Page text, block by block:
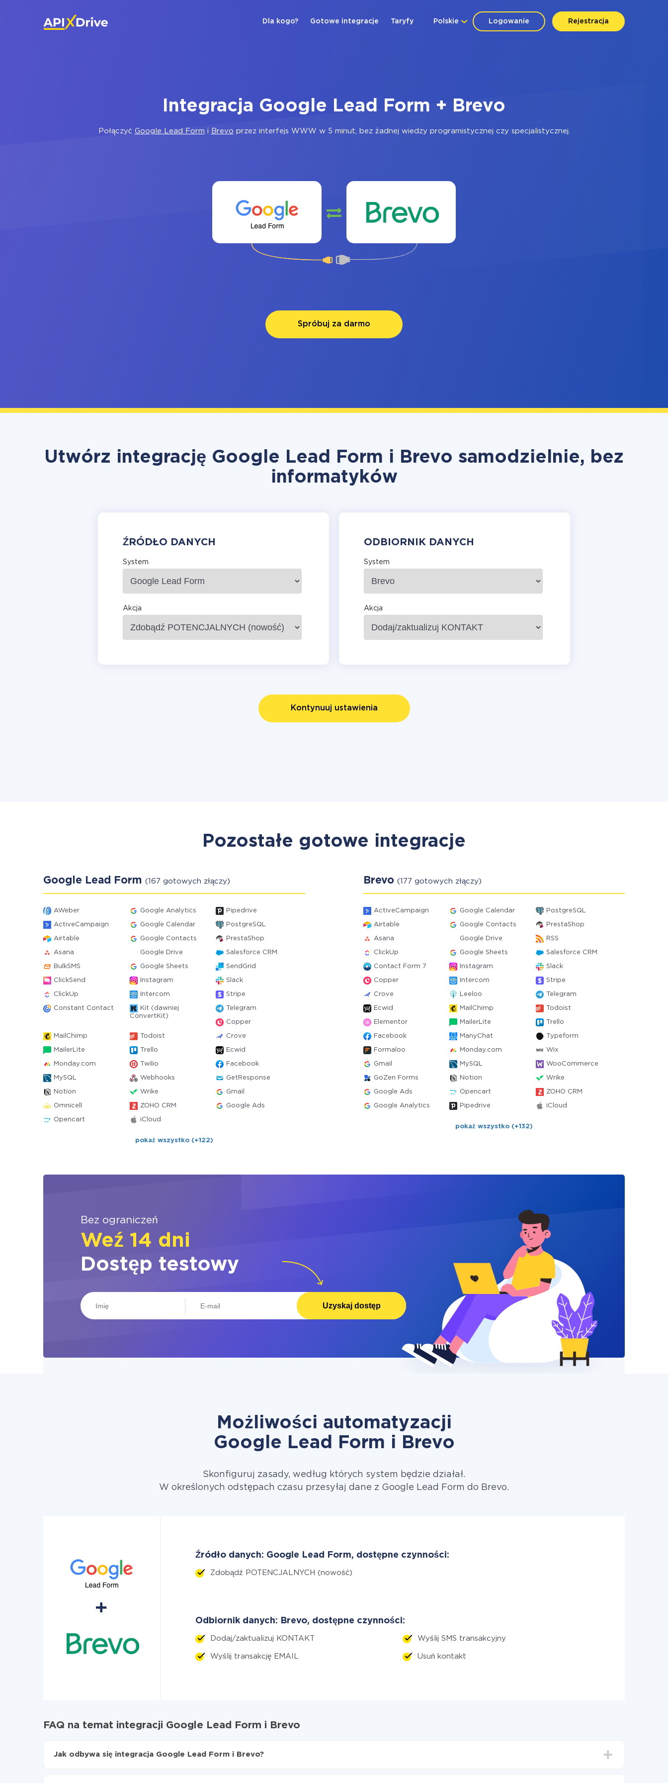
Logowanie Rejestracja
Polskie
Dla kogo? Gotowe integracje Taryfy
Integracja Google Lead Form + Brevo
Połączyć Google Lead Form i Brevo przez interfejs WWW w 5 minut, bez żadnej wiedzy programistycznej czy specjalistycznej.
Spróbuj za darmo
Utwórz integrację Google Lead Form i Brevo samodzielnie, bez
informatyków
ŹRÓDŁO DANYCH
System
Akcja
ODBIORNIK DANYCH
System
Akcja
Kontynuuj ustawienia
Pozostałe gotowe integracje
Google Lead Form (167 gotowych złączy)
AWeber Google Analytics Pipedrive
ActiveCampaign Google Calendar PostgreSQL
Airtable Google Contacts PrestaShop
Asana Google Drive Salesforce CRM
BulkSMS Google Sheets SendGrid
ClickSend Instagram Slack
ClickUp Intercom Stripe
Constant Contact
Kit (dawniej
ConvertKit)
Telegram
Copper
MailChimp Todoist Crove
MailerLite Trello Ecwid
Monday.com Twilio Facebook
MySQL Webhooks GetResponse
Notion Wrike Gmail
Omnicell ZOHO CRM Google Ads
Opencart iCloud
pokaż wszystko (+122)
Brevo (177 gotowych złączy)
ActiveCampaign Google Calendar PostgreSQL
Airtable Google Contacts PrestaShop
Asana Google Drive RSS
ClickUp Google Sheets Salesforce CRM
Contact Form 7 Instagram Slack
Copper Intercom Stripe
Crove Leeloo Telegram
Ecwid MailChimp Todoist
Elementor MailerLite Trello
Facebook ManyChat Typeform
Formaloo Monday.com Wix
Gmail MySQL WooCommerce
GoZen Forms Notion Wrike
Google Ads Opencart ZOHO CRM
Google Analytics Pipedrive iCloud
pokaż wszystko (+132)
Bez ograniczeń
Weź 14 dni
Dostęp testowy
Uzyskaj dostęp
Możliwości automatyzacji
Google Lead Form i Brevo
Skonfiguruj zasady, według których system będzie działał.
W określonych odstępach czasu przesyłaj dane z Google Lead Form do Brevo.
Źródło danych: Google Lead Form, dostępne czynności:
Zdobądź POTENCJALNYCH (nowość)
Odbiornik danych: Brevo, dostępne czynności:
Dodaj/zaktualizuj KONTAKT Wyślij SMS transakcyjny
Wyślij transakcję EMAIL Usuń kontakt
FAQ na temat integracji Google Lead Form i Brevo
Jak odbywa się integracja Google Lead Form i Brevo?